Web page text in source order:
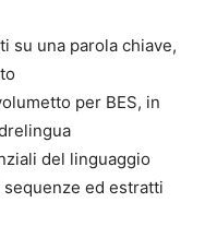
su una parola chiave,
per BES, in
del linguaggio
ed estratti